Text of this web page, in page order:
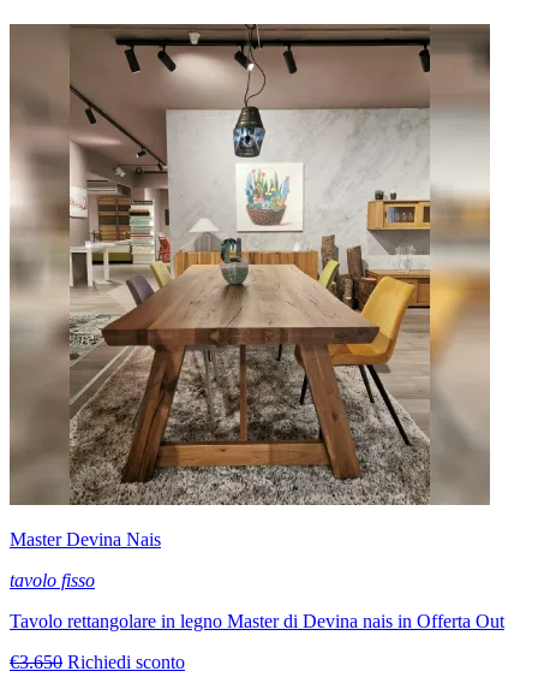
Master Devina Nais
tavolo fisso
Tavolo rettangolare in legno Master di Devina nais in Offerta Out
€3.650 Richiedi sconto